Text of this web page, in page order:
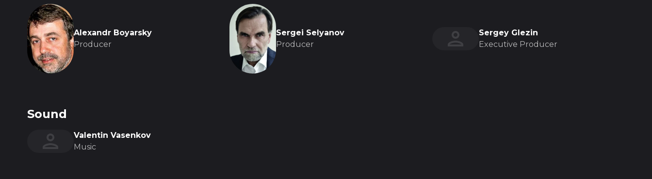
Alexandr Boyarsky
Producer
Sergei Selyanov
Producer
Sergey Glezin
Executive Producer
Sound
Valentin Vasenkov
Music